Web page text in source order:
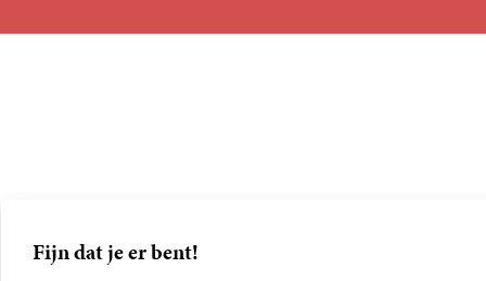
Fijn dat je er bent!